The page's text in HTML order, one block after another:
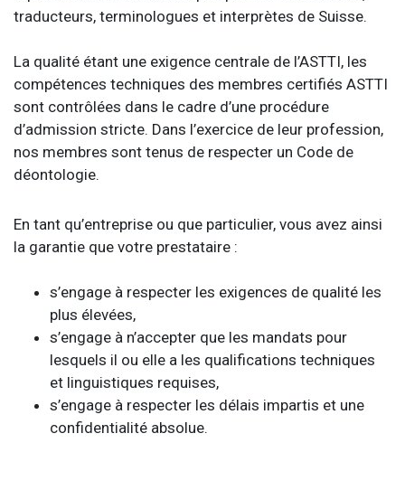
traducteurs, terminologues et interprètes de Suisse.
La qualité étant une exigence centrale de l’ASTTI, les
compétences techniques des membres certifiés ASTTI
sont contrôlées dans le cadre d’une procédure
d’admission stricte. Dans l’exercice de leur profession,
nos membres sont tenus de respecter un Code de
déontologie.
En tant qu’entreprise ou que particulier, vous avez ainsi
la garantie que votre prestataire :
s’engage à respecter les exigences de qualité les
plus élevées,
s’engage à n’accepter que les mandats pour
lesquels il ou elle a les qualifications techniques
et linguistiques requises,
s’engage à respecter les délais impartis et une
confidentialité absolue.